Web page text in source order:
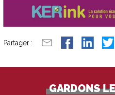
Partager :
GARDONS